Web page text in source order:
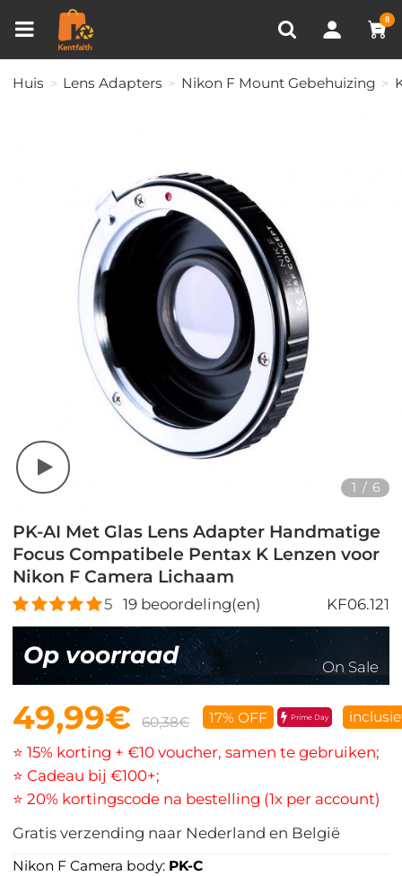
0
RECENT BEKEKEN
Huis Lens Adapters Nikon F Mount Gebehuizing
1 / 6
PK-AI Met Glas Lens Adapter Handmatige
Focus Compatibele Pentax K Lenzen voor
Nikon F Camera Lichaam
5 19beoordeling(en) KF06.121
Op voorraad On Sale
49,99€ 60,38€ 17% OFF Prime Day
⭐ 15% korting + €10 voucher, samen te gebruiken;
⭐ Cadeau bij €100+;
⭐ 20% kortingscode na bestelling (1x per account)
Gratis verzending naar Nederland en België
Nikon F Camera body: PK-C